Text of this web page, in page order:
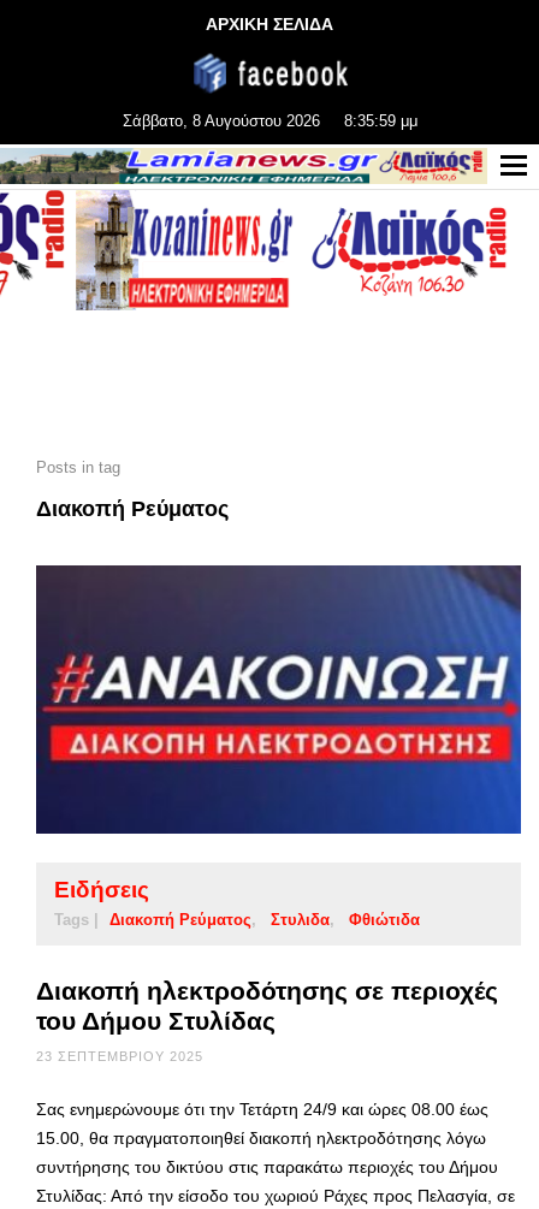
ΑΡΧΙΚΗ ΣΕΛΙΔΑ
Σάββατο, 8 Αυγούστου 2026 8:36:00 μμ
Posts in tag
Διακοπή Ρεύματος
Ειδήσεις
Tags | Διακοπή Ρεύματος Στυλιδα Φθιώτιδα
Διακοπή ηλεκτροδότησης σε περιοχές
του Δήμου Στυλίδας
23 ΣΕΠΤΕΜΒΡΊΟΥ 2025
Σας ενημερώνουμε ότι την Τετάρτη 24/9 και ώρες 08.00 έως
15.00, θα πραγματοποιηθεί διακοπή ηλεκτροδότησης λόγω
συντήρησης του δικτύου στις παρακάτω περιοχές του Δήμου
Στυλίδας: Από την είσοδο του χωριού Ράχες προς Πελασγία, σε